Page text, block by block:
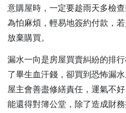
意購屋時，一定要趁雨天多檢
為怕麻煩，輕易地簽約付款，
放棄購買。
漏水一向是房屋買賣糾紛的排
了畢生血汗錢，卻買到恐怖漏
屋主會善盡修繕責任，運氣不
能還得對簿公堂，除了造成財